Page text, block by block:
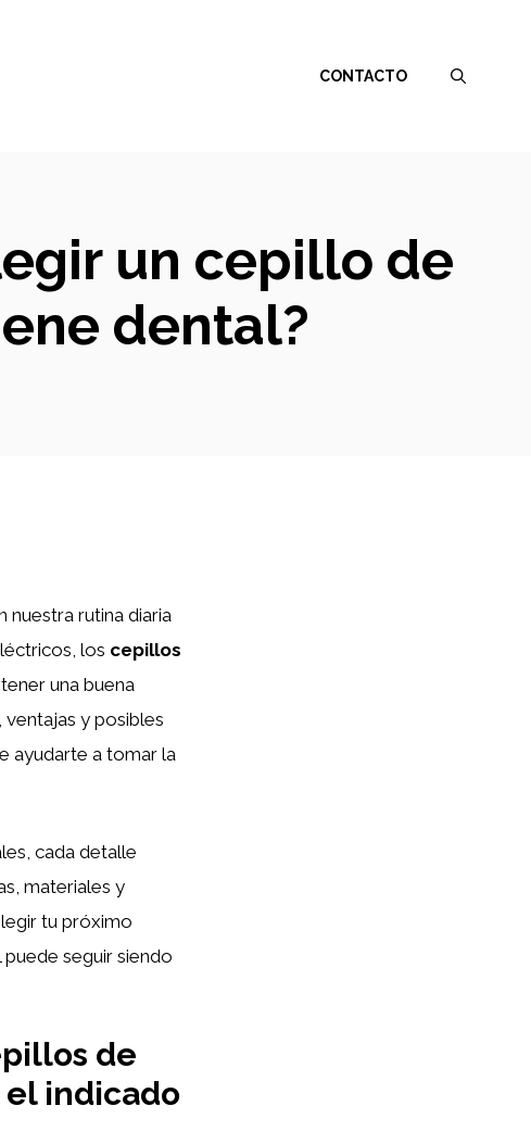
CONTACTO
un cepillo de
dental?
nuestra rutina diaria
los cepillos
una buena
y posibles
ayudarte a tomar la
cada detalle
materiales y
tu próximo
seguir siendo
de
el indicado